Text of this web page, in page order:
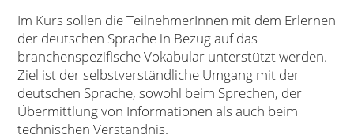
Im Kurs sollen die TeilnehmerInnen mit dem Erlernen
der deutschen Sprache in Bezug auf das
branchenspezifische Vokabular unterstützt werden.
Ziel ist der selbstverständliche Umgang mit der
deutschen Sprache, sowohl beim Sprechen, der
Übermittlung von Informationen als auch beim
technischen Verständnis.